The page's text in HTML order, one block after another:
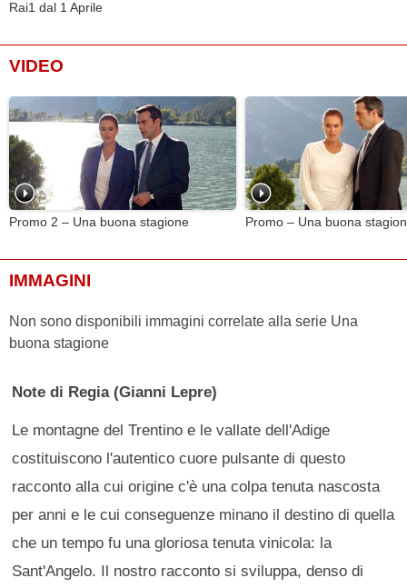
Rodolfo Bigotti
Marco Mazzanti
... Riccardo Masci
Rai1 dal 1 Aprile
VIDEO
Promo 2 – Una buona stagione Promo – Una buona
IMMAGINI
Non sono disponibili immagini correlate alla serie Una
buona stagione
Note di Regia (Gianni Lepre)
Le montagne del Trentino e le vallate dell'Adige
costituiscono l'autentico cuore pulsante di questo
racconto alla cui origine c'è una colpa tenuta nascosta
per anni e le cui conseguenze minano il destino di quella
che un tempo fu una gloriosa tenuta vinicola: la
Sant'Angelo. Il nostro racconto si sviluppa, denso di